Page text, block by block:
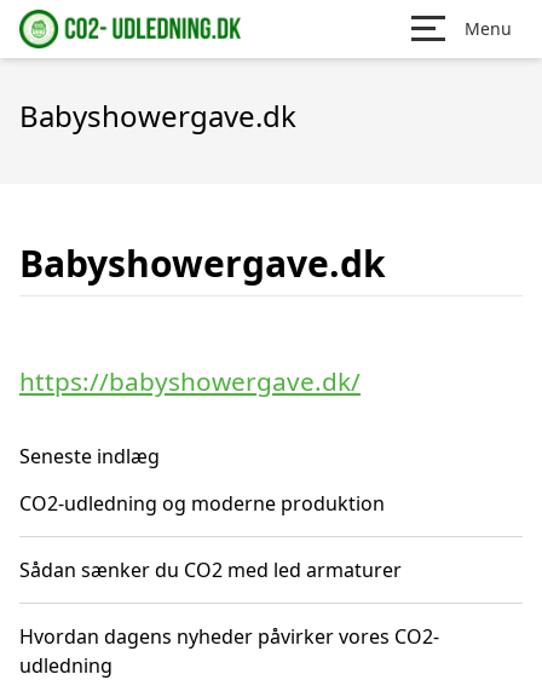
Menu
Babyshowergave.dk
Babyshowergave.dk
https://babyshowergave.dk/
Seneste indlæg
CO2-udledning og moderne produktion
Sådan sænker du CO2 med led armaturer
Hvordan dagens nyheder påvirker vores CO2-
udledning